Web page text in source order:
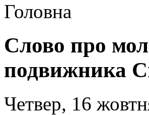
Головна
Слово про
подвижника
Четвер, 16